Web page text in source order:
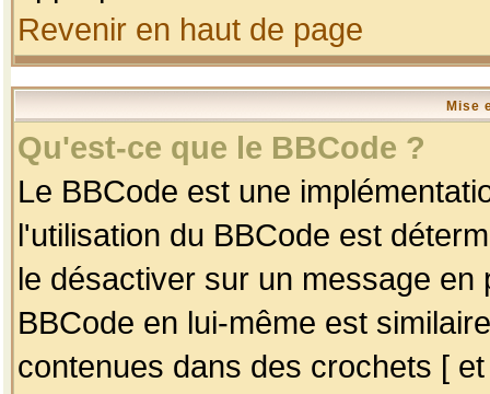
Revenir en haut de page
Mise
Qu'est-ce que le BBCode ?
Le BBCode est une
l'utilisation du BBCode est
le désactiver sur un message
BBCode en lui-même est
contenues dans des crochets [